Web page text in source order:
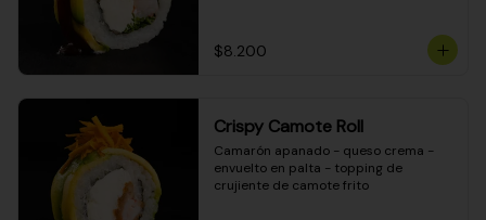
$8.200
Crispy Camote Roll
Camarón apanado - queso crema -
envuelto en palta - topping de
crujiente de camote frito